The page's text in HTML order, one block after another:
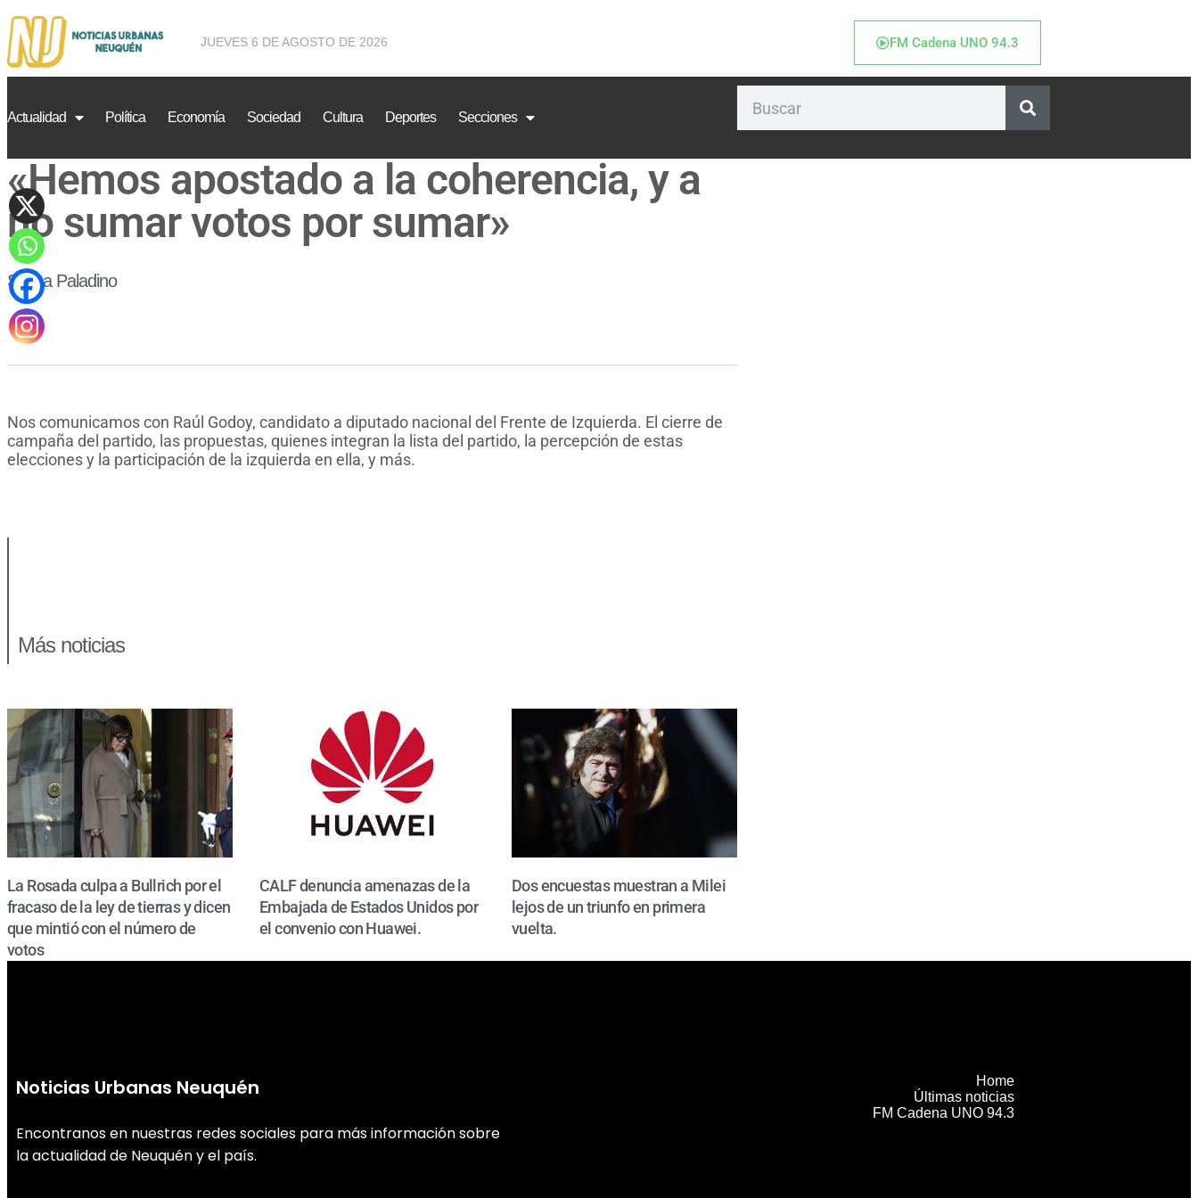
JUEVES 6 DE AGOSTO DE 2026 FM Cadena UNO 94.3
Actualidad Política Economía Sociedad Cultura Deportes Secciones
«Hemos apostado a la coherencia, y a
no sumar votos por sumar»
Silvina Paladino
Nos comunicamos con Raúl Godoy, candidato a diputado nacional del Frente de Izquierda. El cierre de
campaña del partido, las propuestas, quienes integran la lista del partido, la percepción de estas
elecciones y la participación de la izquierda en ella, y más.
Más noticias
La Rosada culpa a Bullrich por el
fracaso de la ley de tierras y dicen
que mintió con el número de
votos
CALF denuncia amenazas de la
Embajada de Estados Unidos por
el convenio con Huawei.
Dos encuestas muestran a Milei
lejos de un triunfo en primera
vuelta.
Noticias Urbanas Neuquén
Encontranos en nuestras redes sociales para más información sobre
la actualidad de Neuquén y el país.
Home
Últimas noticias
FM Cadena UNO 94.3